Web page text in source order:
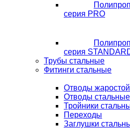
серия PRO
серия
Трубы стальные
Фитинги стальные
Отводы
Отводы стальные
Тройники
Переходы
Заглушки